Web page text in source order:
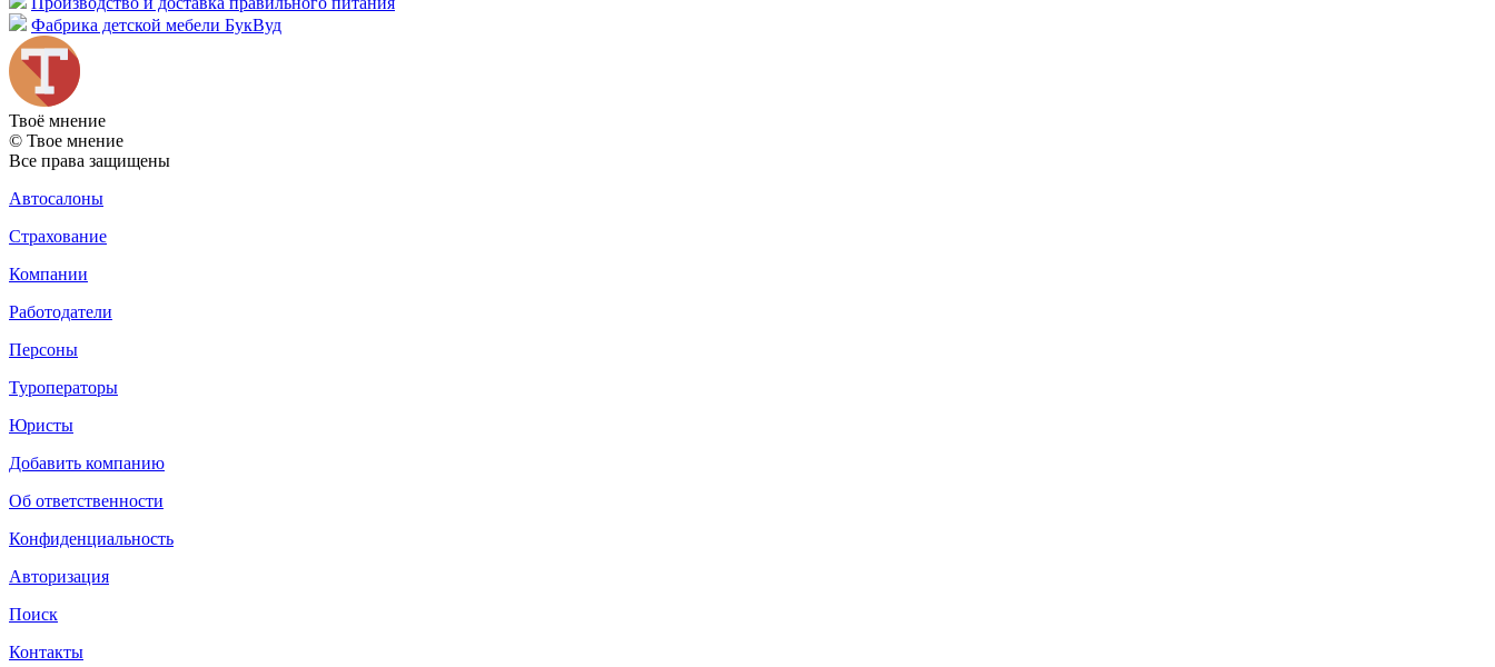
Фабрика детской мебели БукВуд
Твоё мнение
© Твое мнение
Все права защищены
Автосалоны
Страхование
Компании
Работодатели
Персоны
Туроператоры
Юристы
Добавить компанию
Об ответственности
Конфиденциальность
Авторизация
Поиск
Контакты